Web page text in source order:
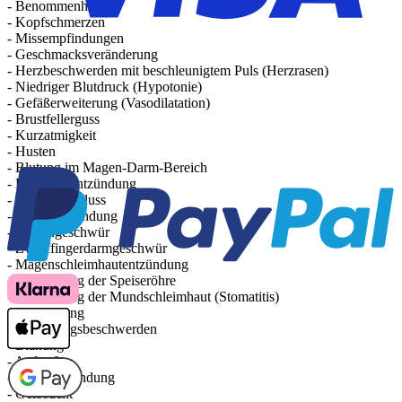
- Benommenheit
- Kopfschmerzen
- Missempfindungen
- Geschmacksveränderung
- Herzbeschwerden mit beschleunigtem Puls (Herzrasen)
- Niedriger Blutdruck (Hypotonie)
- Gefäßerweiterung (Vasodilatation)
- Brustfellerguss
- Kurzatmigkeit
- Husten
- Blutung im Magen-Darm-Bereich
- Bauchfellentzündung
- Darmverschluss
- Kolonentzündung
- Magengeschwür
- Zwölffingerdarmgeschwür
- Magenschleimhautentzündung
- Entzündung der Speiseröhre
- Entzündung der Mundschleimhaut (Stomatitis)
- Verstopfung
- Verdauungsbeschwerden
- Blähung
- Aufstoßen
- Leberentzündung
- Gelbsucht